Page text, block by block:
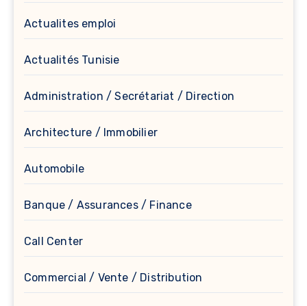
Actualites emploi
Actualités Tunisie
Administration / Secrétariat / Direction
Architecture / Immobilier
Automobile
Banque / Assurances / Finance
Call Center
Commercial / Vente / Distribution